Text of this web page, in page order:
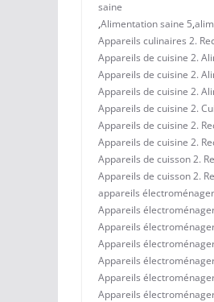
saine
,Alimentation saine 5,
Appareils culinaires 2.
Appareils de cuisine 2.
Appareils de cuisine 2.
Appareils de cuisine 2.
Appareils de cuisine 2.
Appareils de cuisine 2.
Appareils de cuisine 2.
Appareils de cuisson 2.
Appareils de cuisson 2.
appareils
Appareils
Appareils
Appareils
Appareils
Appareils
Appareils